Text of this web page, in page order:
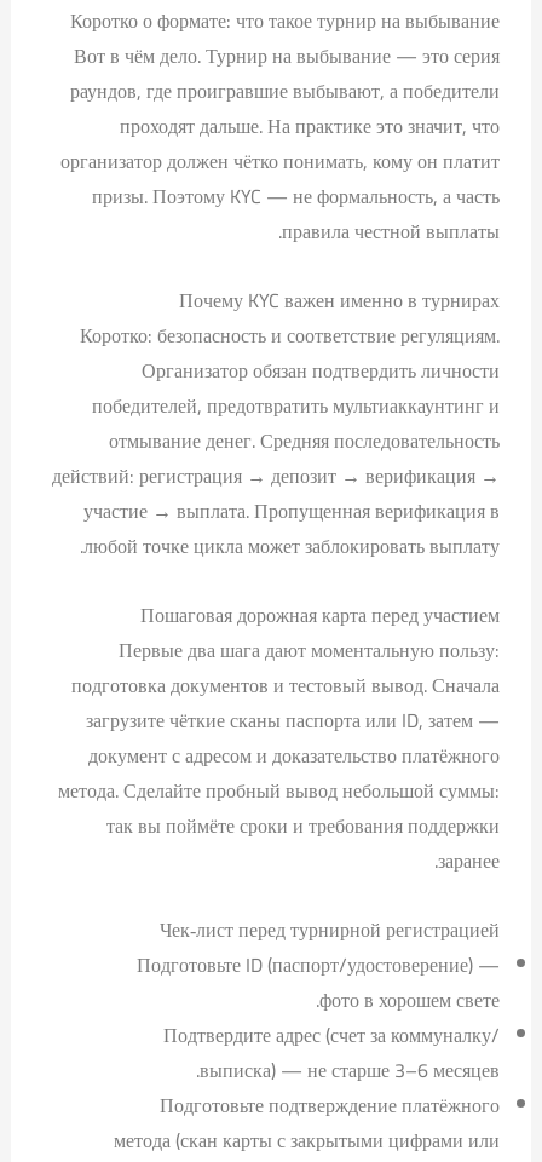
Коротко о формате: что такое турнир на выбывание
Вот в чём дело. Турнир на выбывание — это серия
раундов, где проигравшие выбывают, а победители
проходят дальше. На практике это значит, что
организатор должен чётко понимать, кому он платит
призы. Поэтому KYC — не формальность, а часть
правила честной выплаты.
Почему KYC важен именно в турнирах
Коротко: безопасность и соответствие регуляциям.
Организатор обязан подтвердить личности
победителей, предотвратить мультиаккаунтинг и
отмывание денег. Средняя последовательность
действий: регистрация → депозит → верификация →
участие → выплата. Пропущенная верификация в
любой точке цикла может заблокировать выплату.
Пошаговая дорожная карта перед участием
Первые два шага дают моментальную пользу:
подготовка документов и тестовый вывод. Сначала
загрузите чёткие сканы паспорта или ID, затем —
документ с адресом и доказательство платёжного
метода. Сделайте пробный вывод небольшой суммы:
так вы поймёте сроки и требования поддержки
заранее.
Чек‑лист перед турнирной регистрацией
Подготовьте ID (паспорт/удостоверение) —
фото в хорошем свете.
Подтвердите адрес (счет за коммуналку/
выписка) — не старше 3–6 месяцев.
Подготовьте подтверждение платёжного
метода (скан карты с закрытыми цифрами или